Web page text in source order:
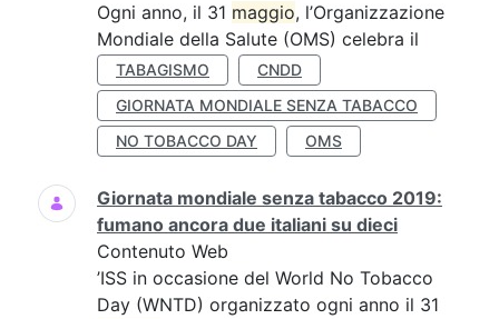
Ogni anno, il 31 maggio, l’Organizzazione
Mondiale della Salute (OMS) celebra il
TABAGISMO
CNDD
GIORNATA MONDIALE SENZA TABACCO
NO TOBACCO DAY
OMS
Giornata mondiale senza tabacco 2019:
fumano ancora due italiani su dieci
Contenuto Web
’ISS in occasione del World No Tobacco
Day (WNTD) organizzato ogni anno il 31